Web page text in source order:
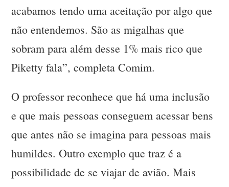
acabamos tendo uma aceitação por algo que
não entendemos. São as migalhas que
sobram para além desse 1% mais rico que
Piketty fala”, completa Comim.
O professor reconhece que há uma inclusão
e que mais pessoas conseguem acessar bens
que antes não se imagina para pessoas mais
humildes. Outro exemplo que traz é a
possibilidade de se viajar de avião. Mais